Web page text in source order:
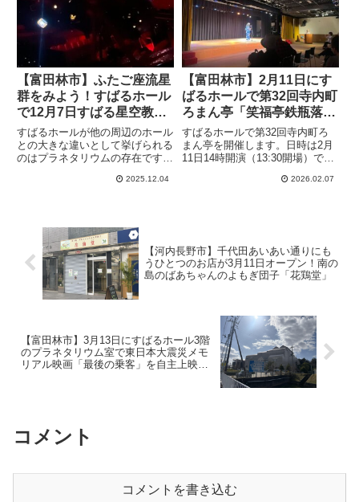
行われました。どちらも一昨年...
【富田林市】ふたご座流星
群をみよう！すばるホール
で12月7日すばる星空教室
を開催(オリジナル）
すばるホールが他の周辺のホール
との大きな違いとして挙げられる
のはプラネタリウムの存在です。
たご座流星群が見ごろになる前
2025.12.04
【富田林市】2月11日にす
ばるホールで第32回寺内町
ろまん亭「笑福亭鉄瓶落語
会」が行われます。
すばるホールで第32回寺内町ろ
まん亭を開催します。日時は2月
11日14時開演（13:30開場）で
語）、旭堂南龍さん（講談）、桂
2026.02.07
【河内長野市】千代田あいあい通りにも
うひとつのお店が3月11日オープン！南の
島のばあちゃんのよもぎ団子「花鶏堂」
【富田林市】3月13日にすばるホール3階
のプラネタリウム室で東日本大震災メモ
リアル映画「最後の乗客」を自主上映し
コメント
コメントを書き込む